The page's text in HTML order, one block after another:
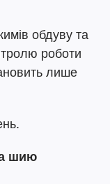
обдуву та
роботи
лише
шию